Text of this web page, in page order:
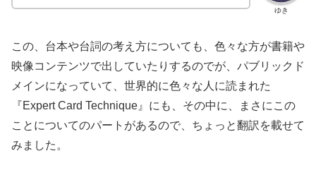
ゆき
この、台本や台詞の考え方についても、色々な方が書籍や
映像コンテンツで出していたりするのでが、パブリックド
メインになっていて、世界的に色々な人に読まれた
『Expert Card Technique』にも、その中に、まさにこの
ことについてのパートがあるので、ちょっと翻訳を載せて
みました。